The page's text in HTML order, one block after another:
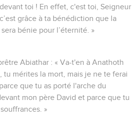
toi ! En effet, c'est toi, Seigneur
grâce à ta bénédiction que la
bénie pour l’éternité. »
Abiathar : « Va-t'en à Anathoth
tu mérites la mort, mais je ne te ferai
que tu as porté l'arche du
mon père David et parce que tu
»